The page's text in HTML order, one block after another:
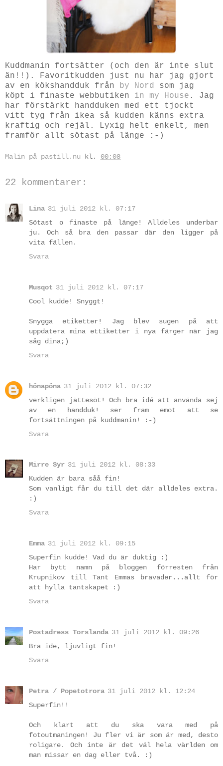
Kuddmanin fortsätter (och den är inte slut
än!!). Favoritkudden just nu har jag gjort
av en kökshandduk från by Nord
som jag
köpt i finaste webbutiken in my House . Jag
har förstärkt handduken med ett tjockt
vitt tyg från ikea så kudden känns extra
kraftig och rejäl. Lyxig helt enkelt, men
framför allt sötast på länge :-)
Malin på pastill.nu kl. 00:08
22 kommentarer:
Lina 31 juli 2012 kl. 07:17
Sötast o finaste på länge! Alldeles underbar
ju. Och så bra den passar där den ligger på
vita fällen.
Svara
Musqot 31 juli 2012 kl. 07:17
Cool kudde! Snyggt!
Snygga etiketter! Jag blev sugen på att
uppdatera mina ettiketter i nya färger när jag
såg dina;)
Svara
hönapöna 31 juli 2012 kl. 07:32
verkligen jättesöt! Och bra idé att använda sej
av en handduk! ser fram emot att se
fortsättningen på kuddmanin! :-)
Svara
Mirre Syr 31 juli 2012 kl. 08:33
Kudden är bara såå fin!
Som vanligt får du till det där alldeles extra.
:)
Svara
Emma 31 juli 2012 kl. 09:15
Superfin kudde! Vad du är duktig :)
Har bytt namn på bloggen förresten från
Krupnikov till Tant Emmas bravader...allt för
att hylla tantskapet :)
Svara
Postadress Torslanda 31 juli 2012 kl. 09:26
Bra ide, ljuvligt fin!
Svara
Petra / Popetotrora 31 juli 2012 kl. 12:24
Superfin!!
Och klart att du ska vara med på
fotoutmaningen! Ju fler vi är som är med, desto
roligare. Och inte är det väl hela världen om
man missar en dag eller två. :)